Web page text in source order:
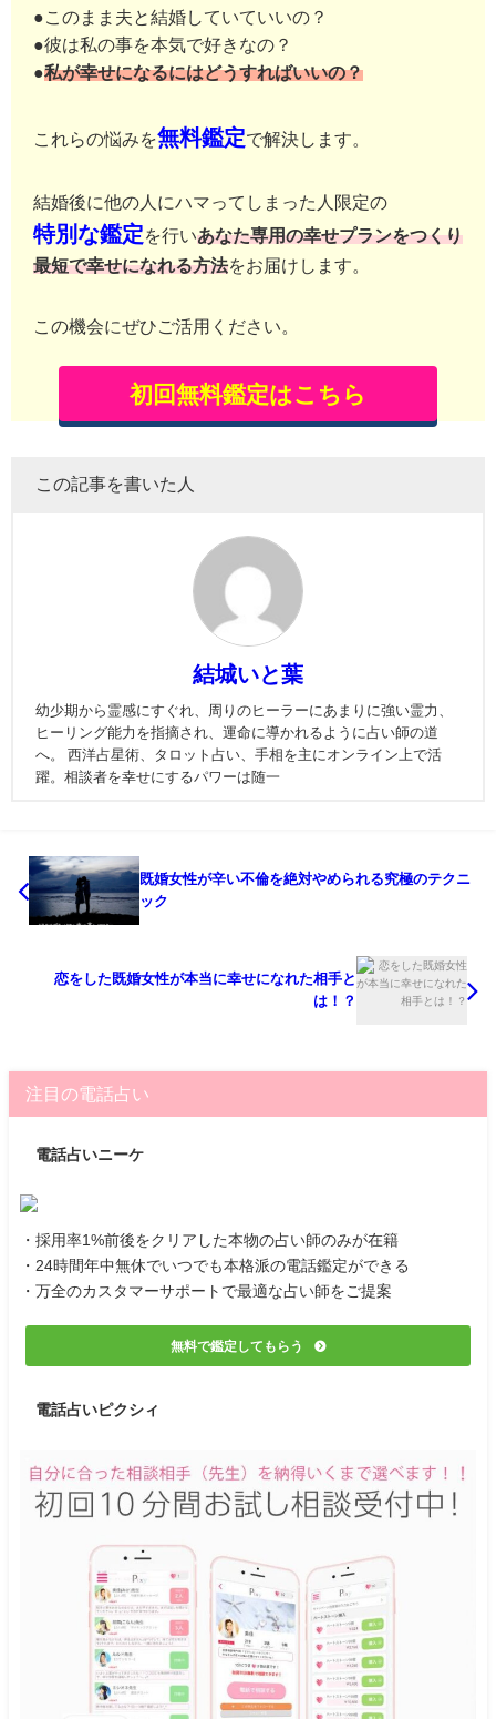
●このまま夫と結婚していていいの？
●彼は私の事を本気で好きなの？
●私が幸せになるにはどうすればいいの？
これらの悩みを無料鑑定で解決します。
結婚後に他の人にハマってしまった人限定の
特別な鑑定を行いあなた専用の幸せプランをつくり
最短で幸せになれる方法をお届けします。
この機会にぜひご活用ください。
初回無料鑑定はこちら
この記事を書いた人
結城いと葉
幼少期から霊感にすぐれ、周りのヒーラーにあまりに強い霊力、
ヒーリング能力を指摘され、運命に導かれるように占い師の道
へ。 西洋占星術、タロット占い、手相を主にオンライン上で活
躍。相談者を幸せにするパワーは随一
既婚女性が辛い不倫を絶対やめられる究極のテクニ
ック
恋をした既婚女性が本当に幸せになれた相手と
は！？
注目の電話占い
電話占いニーケ
・採用率1%前後をクリアした本物の占い師のみが在籍
・24時間年中無休でいつでも本格派の電話鑑定ができる
・万全のカスタマーサポートで最適な占い師をご提案
無料で鑑定してもらう
電話占いピクシィ